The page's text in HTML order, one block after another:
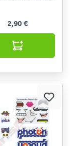
2,90 €